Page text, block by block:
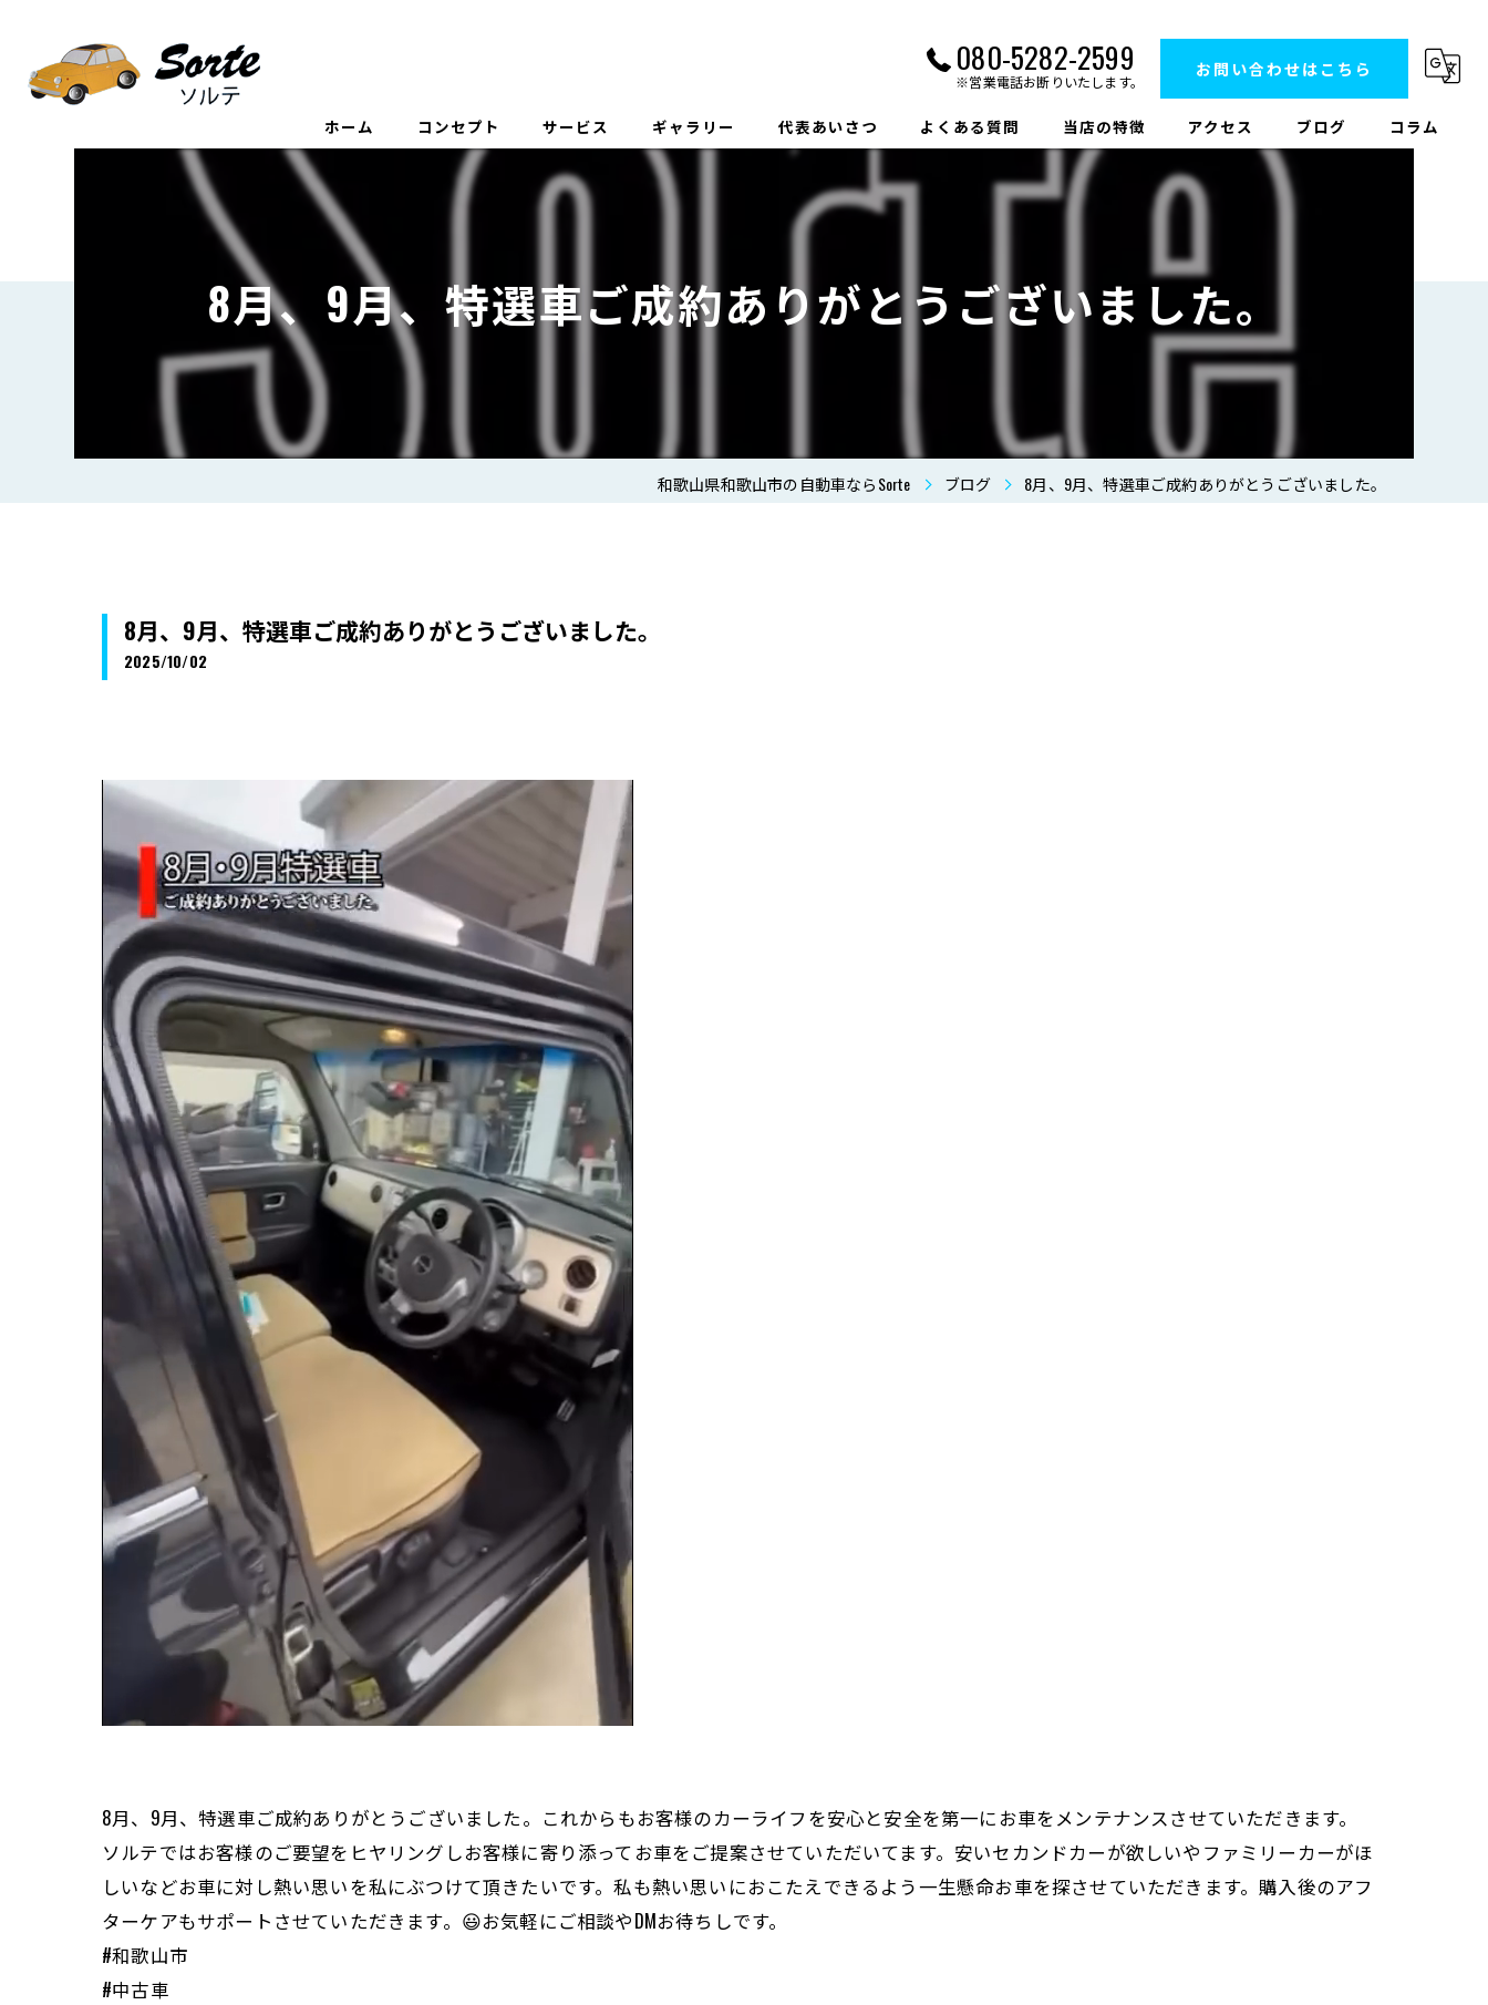
080-5282-2599
※営業電話お断りいたします。
お問い合わせはこちら
ホーム コンセプト サービス ギャラリー 代表あいさつ よくある質問 当店の特徴
車検
修理
アクセス ブログ コラム
8月、9月、特選車ご成約ありがとうございました。
和歌山県和歌山市の自動車ならSorte ブログ 8月、9月、特選車ご成約ありがとうございました。
8月、9月、特選車ご成約ありがとうございました。
2025/10/02
8月、9月、特選車ご成約ありがとうございました。これからもお客様のカーライフを安心と安全を第一にお車をメンテナンスさせていただきます。
ソルテではお客様のご要望をヒヤリングしお客様に寄り添ってお車をご提案させていただいてます。安いセカンドカーが欲しいやファミリーカーがほ
しいなどお車に対し熱い思いを私にぶつけて頂きたいです。私も熱い思いにおこたえできるよう一生懸命お車を探させていただきます。購入後のアフ
ターケアもサポートさせていただきます。😃お気軽にご相談やDMお待ちしです。
#和歌山市
#中古車